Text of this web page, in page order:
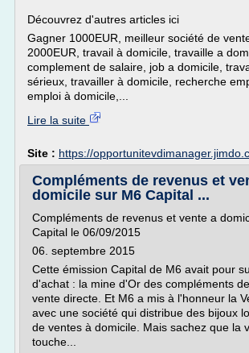
Découvrez d'autres articles ici
Gagner 1000EUR, meilleur société de
2000EUR, travail à domicile, travaille a
complement de salaire, job a domicile,
sérieux, travailler à domicile, recherche
emploi à domicile,...
Lire la suite
Site : https://
Compléments de revenus et
domicile sur M6 Capital ...
Compléments de revenus et vente a
Capital le 06/09/2015
06. septembre 2015
Cette émission Capital de M6 avait pour
d'achat : la mine d'Or des compléments
vente directe. Et M6 a mis à l'honneur la
avec une société qui distribue des bijoux
de ventes à domicile. Mais sachez que la
touche...